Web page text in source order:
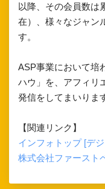
以降、その会員数は
在）、様々なジャン
す。
ASP事業において培
ハウ」を、アフィリ
発信をしてまいりま
【関連リンク】
インフォトップ [デ
株式会社ファースト